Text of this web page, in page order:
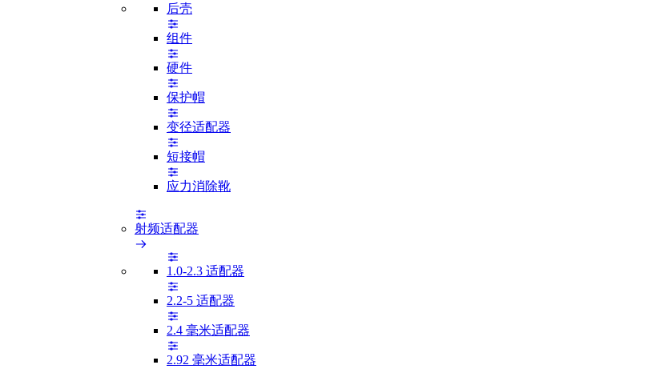
后壳
组件
硬件
保护帽
变径适配器
短接帽
应力消除靴
射频适配器
1.0-2.3 适配器
2.2-5 适配器
2.4 毫米适配器
2.92 毫米适配器